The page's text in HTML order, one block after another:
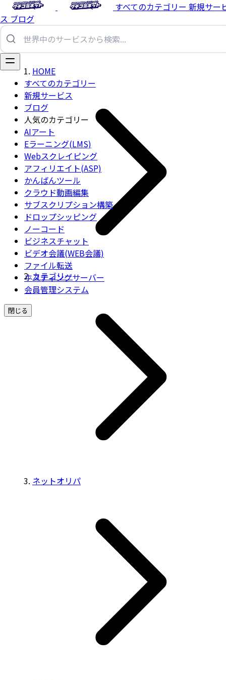
すべてのカテゴリー 新規サー
ス ブログ
すべてのカテゴリー
新規サービス
ブログ
人気のカテゴリー
AIアート
Eラーニング(LMS)
Webスクレイピング
アフィリエイト(ASP)
かんばんツール
クラウド動画編集
サブスクリプション構築
ドロップシッピング
ノーコード
ビジネスチャット
ビデオ会議(WEB会議)
ファイル転送
ホスティングサーバー
会員管理システム
閉じる
HOME
カテゴリー
ネットオリパ